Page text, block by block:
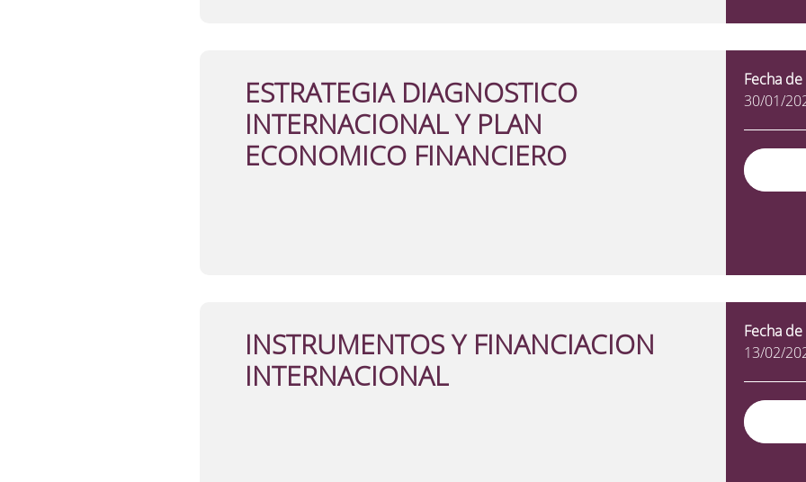
ESTRATEGIA DIAGNOSTICO
INTERNACIONAL Y PLAN
ECONOMICO FINANCIERO
Fecha
30/01/
INSTRUMENTOS Y FINANCIACION
INTERNACIONAL
Fecha
13/02/